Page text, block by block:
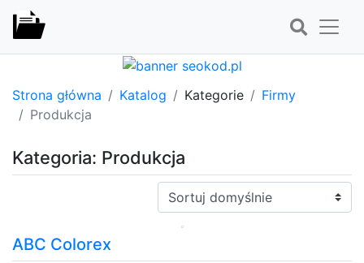
Strona główna Katalog Kategorie
Firmy
Produkcja
Kategoria: Produkcja
Sortuj:
ABC Colorex